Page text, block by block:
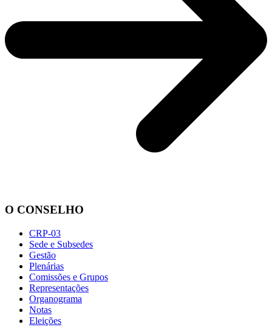
O CONSELHO
CRP-03
Sede e Subsedes
Gestão
Plenárias
Comissões e Grupos
Representações
Organograma
Notas
Eleições